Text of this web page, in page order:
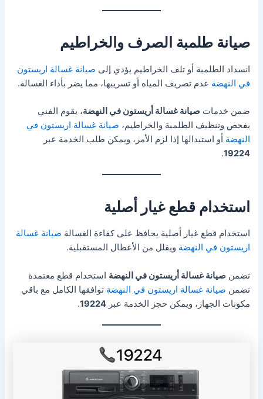
صيانة طلمبة الصرف والخراطيم
انسداد الطلمبة أو تلف الخراطيم يؤدي إلى صيانة غسالة اريستون
في النهضة عدم تصريف المياه أو تسريبها، مما يضر بأداء الغسالة.
ضمن خدماتصيانة غسالة أريستون في النهضة، يقوم الفني
بفحص وتنظيف الطلمبة والخراطيم، صيانة غسالة اريستون في
النهضة أو استبدالها إذا لزم الأمر، ويمكن طلب الخدمة عبر
19224
.
استخدام قطع غيار أصلية
استخدام قطع غيار أصلية يحافظ على كفاءة الغسالة صيانة غسالة
اريستون في النهضة ويقلل من الأعطال المستقبلية.
تضمنصيانة غسالة أريستون في النهضة استخدام قطع معتمدة
تضمن صيانة غسالة اريستون في النهضة توافقها الكامل مع باقي
مكونات الجهاز، ويمكن حجز الخدمة عبر19224
.